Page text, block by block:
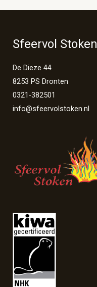
Sfeervol Stoken
De Dieze 44
8253 PS Dronten
0321-382501
info@sfeervolstoken.nl